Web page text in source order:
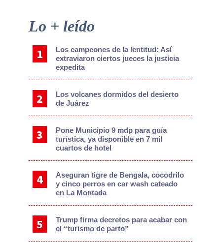
Primary
Lo + leído
Los campeones de la lentitud: Así
extraviaron ciertos jueces la justicia
expedita
Los volcanes dormidos del desierto
de Juárez
Pone Municipio 9 mdp para guía
turística, ya disponible en 7 mil
cuartos de hotel
Aseguran tigre de Bengala, cocodrilo
y cinco perros en car wash cateado
en La Montada
Trump firma decretos para acabar con
el “turismo de parto”